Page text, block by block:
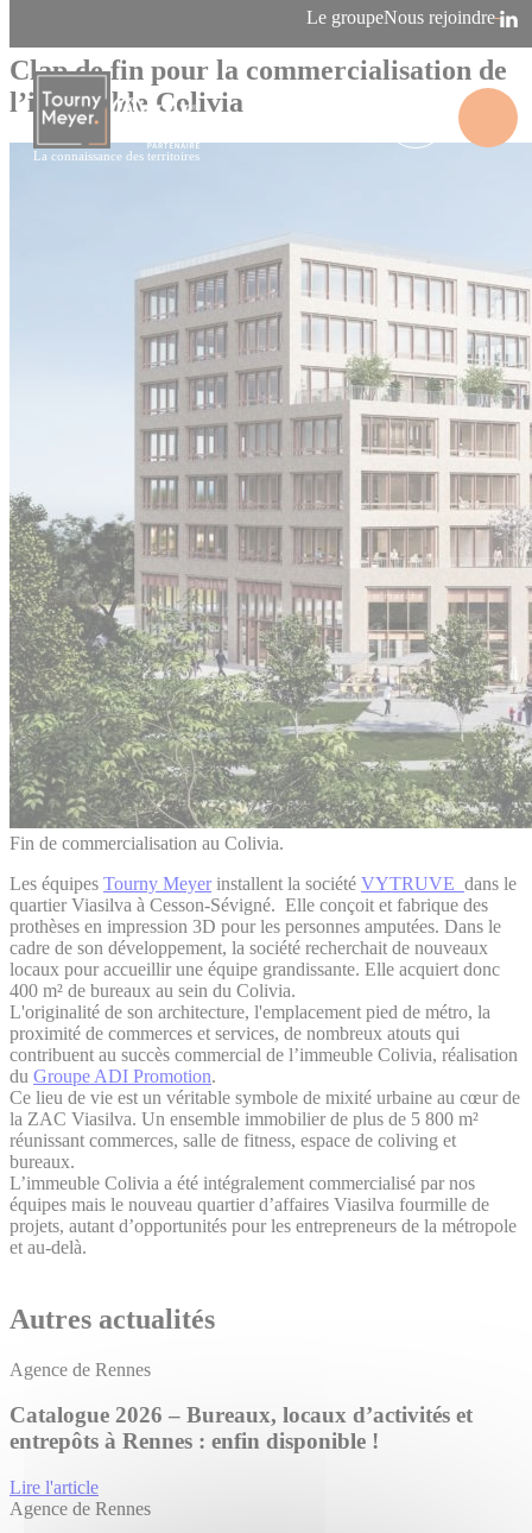
Le groupeNous rejoindre
La connaissance des territoires
Clap de fin pour la commercialisation de
l’immeuble Colivia
Fin de commercialisation au Colivia.
Les équipes Tourny Meyer installent la société VYTRUVE dans le
quartier Viasilva à Cesson-Sévigné. Elle conçoit et fabrique des
prothèses en impression 3D pour les personnes amputées. Dans le
cadre de son développement, la société recherchait de nouveaux
locaux pour accueillir une équipe grandissante. Elle acquiert donc
400 m² de bureaux au sein du Colivia.
L'originalité de son architecture, l'emplacement pied de métro, la
proximité de commerces et services, de nombreux atouts qui
contribuent au succès commercial de l’immeuble Colivia, réalisation
du Groupe ADI Promotion.
Ce lieu de vie est un véritable symbole de mixité urbaine au cœur de
la ZAC Viasilva. Un ensemble immobilier de plus de 5 800 m²
réunissant commerces, salle de fitness, espace de coliving et
bureaux.
L’immeuble Colivia a été intégralement commercialisé par nos
équipes mais le nouveau quartier d’affaires Viasilva fourmille de
projets, autant d’opportunités pour les entrepreneurs de la métropole
et au-delà.
Autres actualités
Agence de Rennes
Catalogue 2026 – Bureaux, locaux d’activités et
entrepôts à Rennes : enfin disponible !
Lire l'article
Agence de Rennes